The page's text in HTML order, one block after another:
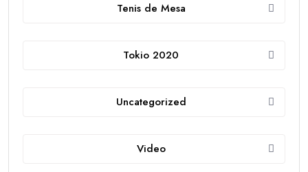
Tenis de Mesa
Tokio 2020
Uncategorized
Video